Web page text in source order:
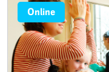
Online